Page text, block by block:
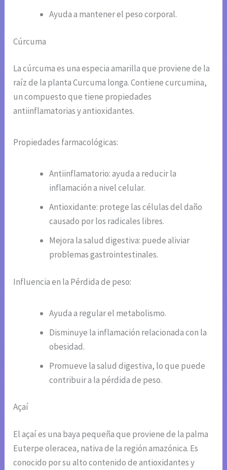
Ayuda a mantener el peso corporal.
Cúrcuma
La cúrcuma es una especia amarilla que proviene de la
raíz de la planta Curcuma longa. Contiene curcumina,
un compuesto que tiene propiedades
antiinflamatorias y antioxidantes.
Propiedades farmacológicas:
Antiinflamatorio: ayuda a reducir la
inflamación a nivel celular.
Antioxidante: protege las células del daño
causado por los radicales libres.
Mejora la salud digestiva: puede aliviar
problemas gastrointestinales.
Influencia en la Pérdida de peso:
Ayuda a regular el metabolismo.
Disminuye la inflamación relacionada con la
obesidad.
Promueve la salud digestiva, lo que puede
contribuir a la pérdida de peso.
Açaí
El açaí es una baya pequeña que proviene de la palma
Euterpe oleracea, nativa de la región amazónica. Es
conocido por su alto contenido de antioxidantes y